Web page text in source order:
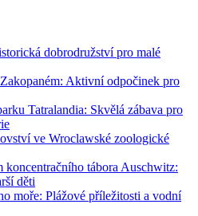
dobrodružství pro malé
Aktivní odpočinek pro
Tatralandia: Skvělá zábava pro
ve Wroclawské zoologické
koncentračního tábora Auschwitz:
děti
moře: Plážové příležitosti a vodní